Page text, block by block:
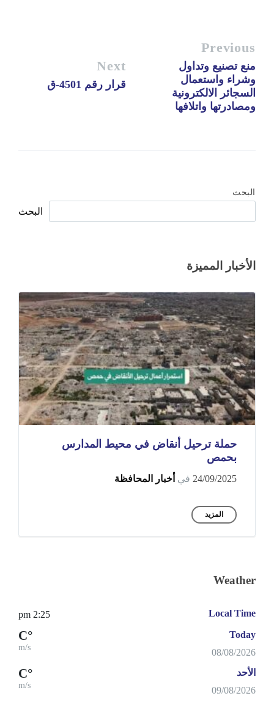
Previous
منع تصنيع وتداول
وشراء واستعمال
السجائر الالكترونية
ومصادرتها واتلافها
Next
قرار رقم 4501-ق
البحث
البحث
الأخبار المميزة
حملة ترحيل أنقاض في محيط المدارس
بحمص
24/09/2025 في أخبار المحافظة
المزيد
Weather
Local Time
2:25 pm
Today
08/08/2026
°C
m/s
الأحد
09/08/2026
°C
m/s